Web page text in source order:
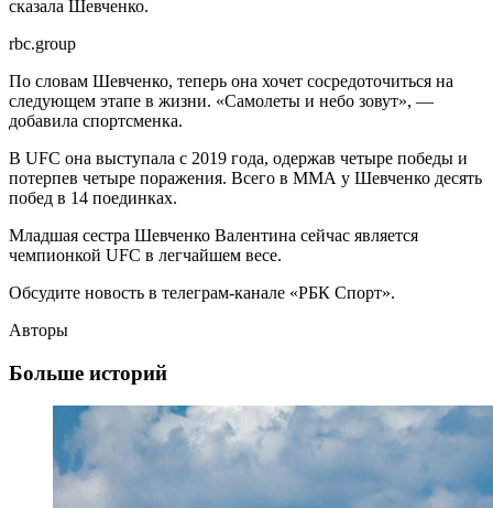
сказала Шевченко.
rbc.group
По словам Шевченко, теперь она хочет сосредоточиться на
следующем этапе в жизни. «Самолеты и небо зовут», —
добавила спортсменка.
В UFC она выступала с 2019 года, одержав четыре победы и
потерпев четыре поражения. Всего в ММА у Шевченко десять
побед в 14 поединках.
Младшая сестра Шевченко Валентина сейчас является
чемпионкой UFC в легчайшем весе.
Обсудите новость в телеграм-канале «РБК Спорт».
Авторы
Больше историй